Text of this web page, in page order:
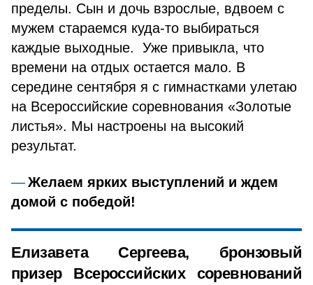
пределы. Сын и дочь взрослые, вдвоем с
мужем стараемся куда-то выбираться
каждые выходные. Уже привыкла, что
времени на отдых остается мало. В
середине сентября я с гимнастками улетаю
на Всероссийские соревнования «Золотые
листья». Мы настроены на высокий
результат.
Желаем ярких выступлений и ждем
домой с победой!
Елизавета Сергеева, бронзовый
призер Всероссийских соревнований